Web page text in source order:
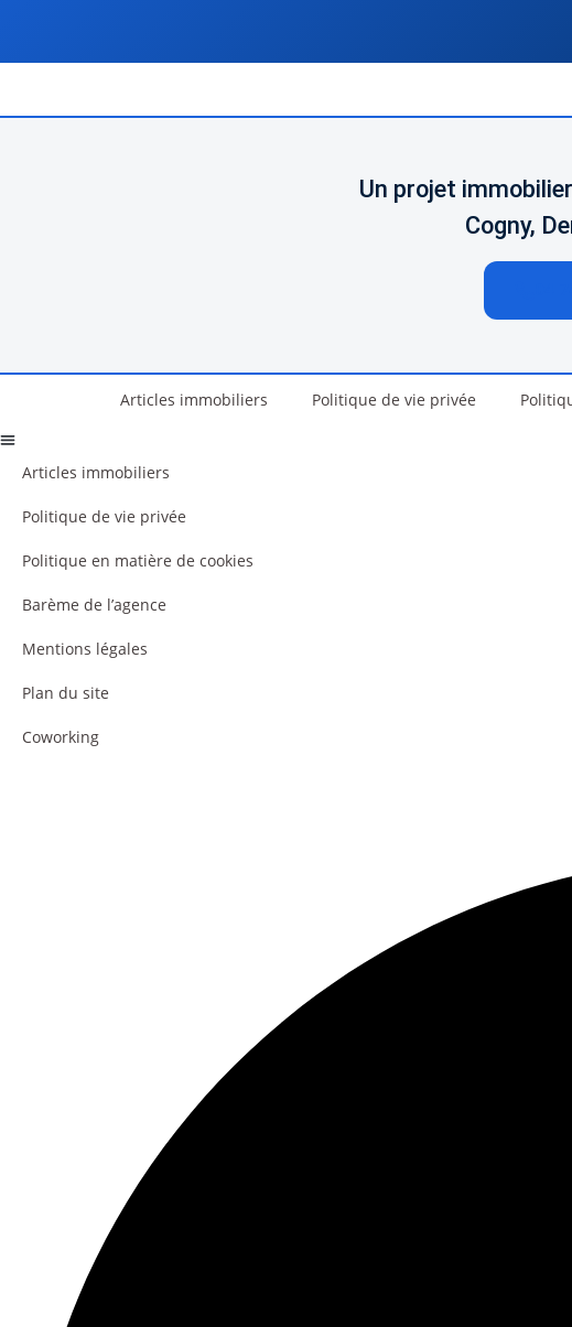
Un projet
Cogny,
Articles immobiliers Politique de vie privée
Articles immobiliers
Politique de vie privée
Politique en matière de cookies
Barème de l’agence
Mentions légales
Plan du site
Coworking